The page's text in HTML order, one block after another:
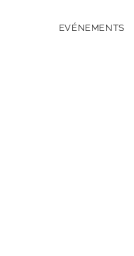
EVÉNEMENTS